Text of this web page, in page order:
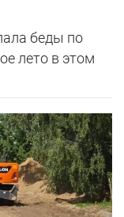
беды по
лето в этом